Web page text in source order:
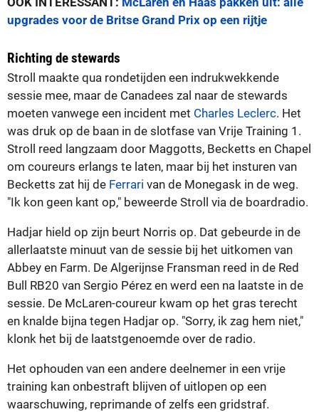
upgrades voor de Britse Grand Prix op een rijtje
Richting de stewards
Stroll maakte qua rondetijden een indrukwekkende
sessie mee, maar de Canadees zal naar de stewards
moeten vanwege een incident met Charles Leclerc. Het
was druk op de baan in de slotfase van Vrije Training 1.
Stroll reed langzaam door Maggotts, Becketts en Chapel
om coureurs erlangs te laten, maar bij het insturen van
Becketts zat hij de Ferrari van de Monegask in de weg.
"Ik kon geen kant op," beweerde Stroll via de boardradio.
Hadjar hield op zijn beurt Norris op. Dat gebeurde in de
allerlaatste minuut van de sessie bij het uitkomen van
Abbey en Farm. De Algerijnse Fransman reed in de Red
Bull RB20 van Sergio Pérez en werd een na laatste in de
sessie. De McLaren-coureur kwam op het gras terecht
en knalde bijna tegen Hadjar op. "Sorry, ik zag hem niet,"
klonk het bij de laatstgenoemde over de radio.
Het ophouden van een andere deelnemer in een vrije
training kan onbestraft blijven of uitlopen op een
waarschuwing, reprimande of zelfs een gridstraf.